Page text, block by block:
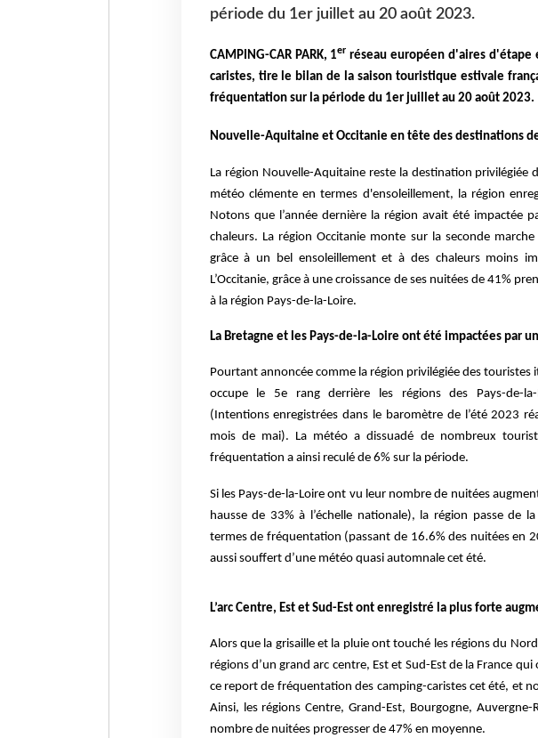
période du 1er juillet au 20 août 2023.
CAMPING-CAR PARK, 1er réseau européen d'aires d'étape
caristes, tire le bilan de la saison touristique estivale
fréquentation sur la période du 1er juillet au 20 août 2023.
Nouvelle-Aquitaine et Occitanie en tête des destinations
La région Nouvelle-Aquitaine reste la destination privilégiée
météo clémente en termes d'ensoleillement, la région
Notons que l’année dernière la région avait été impactée
chaleurs. La région Occitanie monte sur la seconde
grâce à un bel ensoleillement et à des chaleurs moins
L’Occitanie, grâce à une croissance de ses nuitées de 41%
à la région Pays-de-la-Loire.
La Bretagne et les Pays-de-la-Loire ont été impactées par
Pourtant annoncée comme la région privilégiée des touristes
occupe le 5e rang derrière les régions des Pays-de-la-
(Intentions enregistrées dans le baromètre de l’été 2023
mois de mai). La météo a dissuadé de nombreux
fréquentation a ainsi reculé de 6% sur la période.
Si les Pays-de-la-Loire ont vu leur nombre de nuitées
hausse de 33% à l’échelle nationale), la région passe de
termes de fréquentation (passant de 16.6% des nuitées en
aussi souffert d’une météo quasi automnale cet été.
L’arc Centre, Est et Sud-Est ont enregistré la plus forte
Alors que la grisaille et la pluie ont touché les régions du
régions d’un grand arc centre, Est et Sud-Est de la France
ce report de fréquentation des camping-caristes cet été, et
Ainsi, les régions Centre, Grand-Est, Bourgogne,
nombre de nuitées progresser de 47% en moyenne.